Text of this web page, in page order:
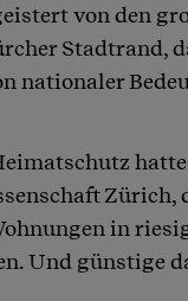
von den
Stadtrand,
nationaler
Zürich,
in
Und günstige